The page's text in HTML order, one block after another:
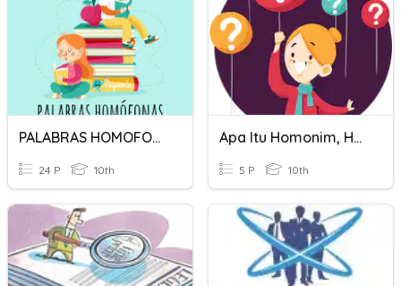
PALABRAS HOMOFONAS
24 P 10th
Apa Itu Homonim, Homograf Dan Homofon?
5 P 10th